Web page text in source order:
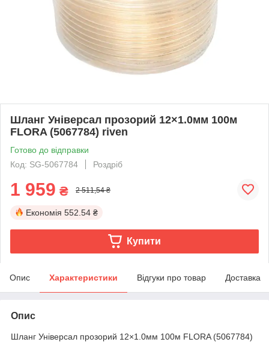
Шланг Універсал прозорий 12×1.0мм 100м
FLORA (5067784) riven
Готово до відправки
Код: SG-5067784
Роздріб
1 959 ₴ 2 511,54 ₴
Економія 552.54 ₴
Купити
Опис Характеристики Відгуки про товар Доставка
Опис
Шланг Універсал прозорий 12×1.0мм 100м FLORA (5067784)